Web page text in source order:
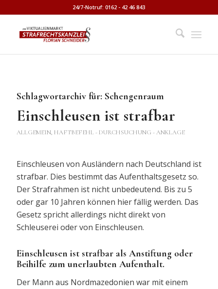
24/7-Notruf: 0162 - 42 46 843
Schlagwortarchiv für: Schengenraum
Einschleusen ist strafbar
ALLGEMEIN, HAFTBEFEHL - DURCHSUCHUNG - ANKLAGE
Einschleusen von Ausländern nach Deutschland ist
strafbar. Dies bestimmt das Aufenthaltsgesetz so.
Der Strafrahmen ist nicht unbedeutend. Bis zu 5
oder gar 10 Jahren können hier fällig werden. Das
Gesetz spricht allerdings nicht direkt von
Schleuserei oder von Einschleusen.
Einschleusen ist strafbar als Anstiftung oder
Beihilfe zum unerlaubten Aufenthalt.
Der Mann aus Nordmazedonien war mit einem